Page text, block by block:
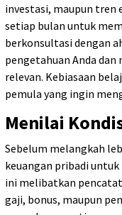
investasi, maupun tren
setiap bulan untuk
berkonsultasi dengan
pengetahuan Anda
relevan. Kebiasaan
pemula yang ingin
Menilai
Sebelum melangkah
keuangan pribadi
ini melibatkan
gaji, bonus, maupun